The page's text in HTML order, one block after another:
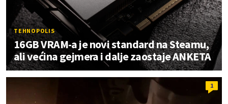
TEHNOPOLIS
16GB VRAM-a je novi standard na Steamu,
ali većina gejmera i dalje zaostaje ANKETA
1